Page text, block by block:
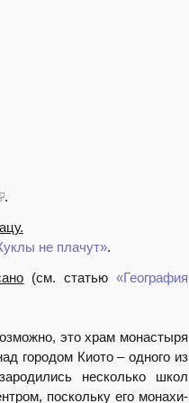
.
не плачут».
(см. статью «География
это храм монастыря
городом Киото – одного из
несколько школ
поскольку его монахи-